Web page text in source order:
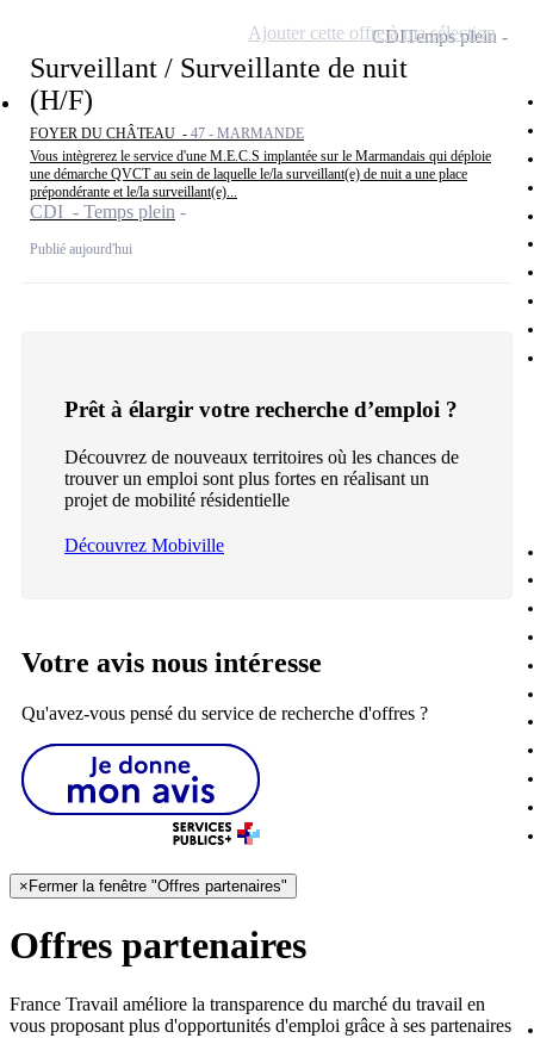
Surveillant / Surveillante de nuit
(H/F)
FOYER DU CHÂTEAU - 47 - MARMANDE
Vous intègrerez le service d'une M.E.C.S implantée sur le Marmandais qui déploie
une démarche QVCT au sein de laquelle le/la surveillant(e) de nuit a une place
prépondérante et le/la surveillant(e)...
CDI - Temps plein
Publié aujourd'hui
CDITemps plein
Ajouter cette offre à ma sélection
Prêt à élargir votre recherche d’emploi ?
Découvrez de nouveaux territoires où les chances de
trouver un emploi sont plus fortes en réalisant un
projet de mobilité résidentielle
Découvrez Mobiville
Votre avis nous intéresse
Qu'avez-vous pensé du service de recherche d'offres ?
× Fermer la fenêtre "Offres partenaires"
Offres partenaires
France Travail améliore la transparence du marché du travail en
vous proposant plus d'opportunités d'emploi grâce à ses partenaires